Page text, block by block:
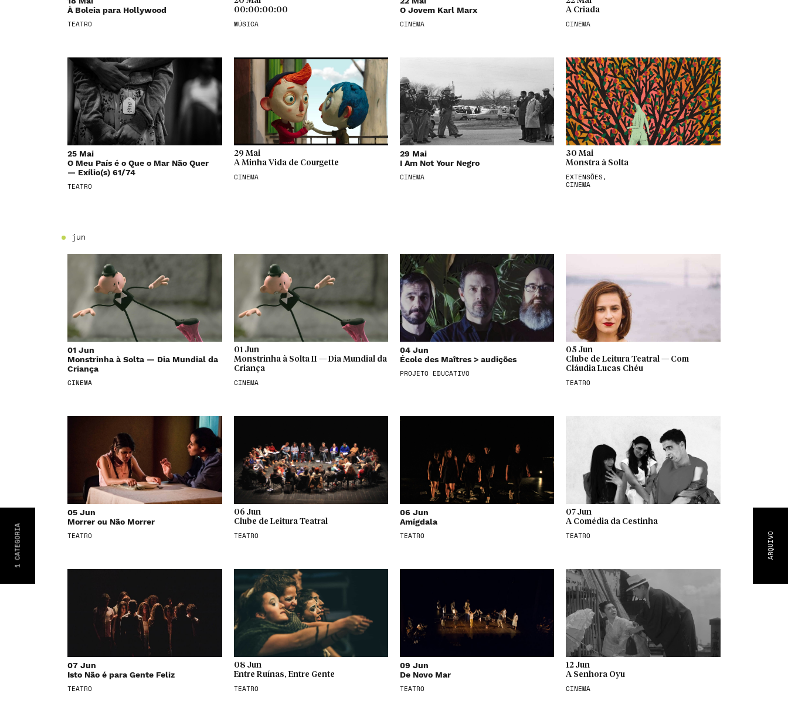
ARQUIVO
1
CATEGORIA
À Boleia para Hollywood
TEATRO
00:00:00:00
MÚSICA
O Jovem Karl Marx
CINEMA
A Criada
CINEMA
25 Mai
O Meu País é o Que o Mar Não Quer
— Exílio(s) 61/74
TEATRO
29 Mai
A Minha Vida de Courgette
CINEMA
29 Mai
I Am Not Your Negro
CINEMA
30 Mai
Monstra à Solta
EXTENSÕES,
CINEMA
jun
01 Jun
Monstrinha à Solta — Dia Mundial da
Criança
CINEMA
01 Jun
Monstrinha à Solta II — Dia Mundial da
Criança
CINEMA
04 Jun
École des Maîtres > audições
PROJETO EDUCATIVO
05 Jun
Clube de Leitura Teatral — Com
Cláudia Lucas Chéu
TEATRO
05 Jun
Morrer ou Não Morrer
TEATRO
06 Jun
Clube de Leitura Teatral
TEATRO
06 Jun
Amígdala
TEATRO
07 Jun
A Comédia da Cestinha
TEATRO
07 Jun
Isto Não é para Gente Feliz
TEATRO
08 Jun
Entre Ruínas, Entre Gente
TEATRO
09 Jun
De Novo Mar
TEATRO
12 Jun
A Senhora Oyu
CINEMA